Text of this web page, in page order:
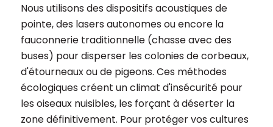
Nous utilisons des dispositifs acoustiques de
pointe, des lasers autonomes ou encore la
fauconnerie traditionnelle (chasse avec des
buses) pour disperser les colonies de corbeaux,
d'étourneaux ou de pigeons. Ces méthodes
écologiques créent un climat d'insécurité pour
les oiseaux nuisibles, les forçant à déserter la
zone définitivement. Pour protéger vos cultures